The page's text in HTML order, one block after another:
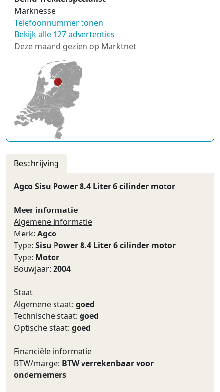
Marknesse
Telefoonnummer tonen
Bekijk alle 127 advertenties
Deze maand gezien op Marktnet
Beschrijving
Agco Sisu Power 8.4 Liter 6 cilinder motor
Meer informatie
Algemene informatie
Merk: Agco
Type: Sisu Power 8.4 Liter 6 cilinder motor
Type: Motor
Bouwjaar: 2004
Staat
Algemene staat: goed
Technische staat: goed
Optische staat: goed
Financiële informatie
BTW/marge: BTW verrekenbaar voor
ondernemers